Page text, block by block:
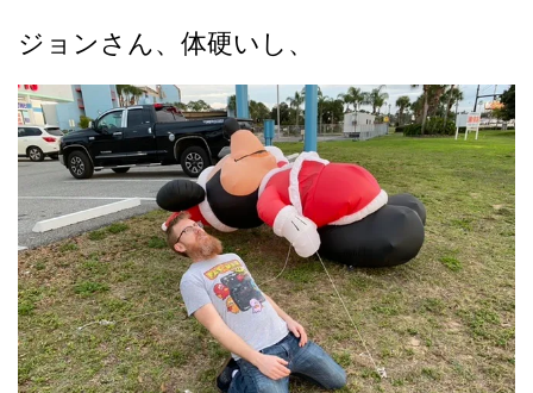
ジョンさん、体硬いし、